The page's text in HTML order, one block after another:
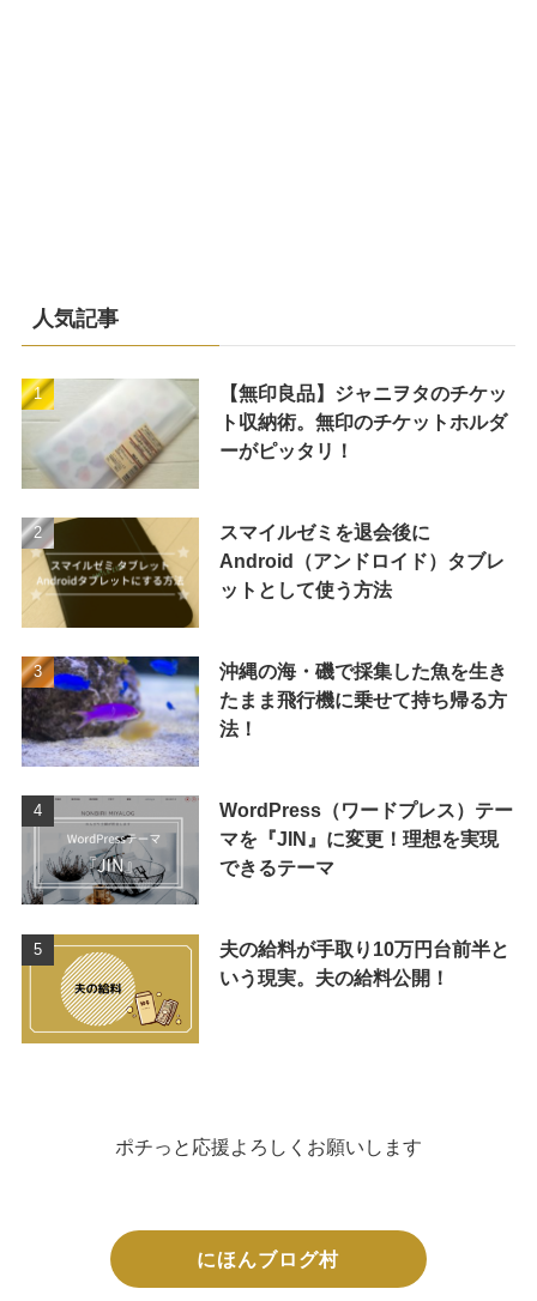
人気記事
【無印良品】ジャニヲタのチケッ
ト収納術。無印のチケットホルダ
ーがピッタリ！
スマイルゼミを退会後に
Android（アンドロイド）タブレ
ットとして使う方法
沖縄の海・磯で採集した魚を生き
たまま飛行機に乗せて持ち帰る方
法！
WordPress（ワードプレス）テー
マを『JIN』に変更！理想を実現
できるテーマ
夫の給料が手取り10万円台前半と
いう現実。夫の給料公開！
ポチっと応援よろしくお願いします
にほんブログ村